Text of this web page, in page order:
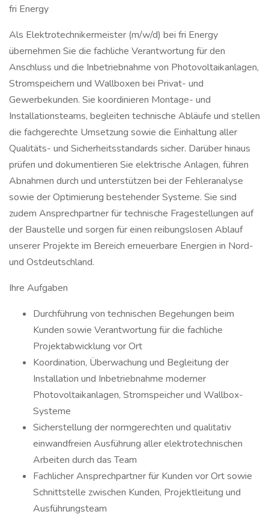
fri Energy
Als Elektrotechnikermeister (m/w/d) bei fri Energy
übernehmen Sie die fachliche Verantwortung für den
Anschluss und die Inbetriebnahme von Photovoltaikanlagen,
Stromspeichern und Wallboxen bei Privat- und
Gewerbekunden. Sie koordinieren Montage- und
Installationsteams, begleiten technische Abläufe und stellen
die fachgerechte Umsetzung sowie die Einhaltung aller
Qualitäts- und Sicherheitsstandards sicher. Darüber hinaus
prüfen und dokumentieren Sie elektrische Anlagen, führen
Abnahmen durch und unterstützen bei der Fehleranalyse
sowie der Optimierung bestehender Systeme. Sie sind
zudem Ansprechpartner für technische Fragestellungen auf
der Baustelle und sorgen für einen reibungslosen Ablauf
unserer Projekte im Bereich erneuerbare Energien in Nord-
und Ostdeutschland.
Ihre Aufgaben
Durchführung von technischen Begehungen beim
Kunden sowie Verantwortung für die fachliche
Projektabwicklung vor Ort
Koordination, Überwachung und Begleitung der
Installation und Inbetriebnahme moderner
Photovoltaikanlagen, Stromspeicher und Wallbox-
Systeme
Sicherstellung der normgerechten und qualitativ
einwandfreien Ausführung aller elektrotechnischen
Arbeiten durch das Team
Fachlicher Ansprechpartner für Kunden vor Ort sowie
Schnittstelle zwischen Kunden, Projektleitung und
Ausführungsteam